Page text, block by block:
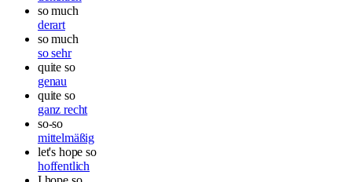
so much
derart
so much
so sehr
quite so
genau
quite so
ganz recht
so-so
mittelmäßig
let's hope so
hoffentlich